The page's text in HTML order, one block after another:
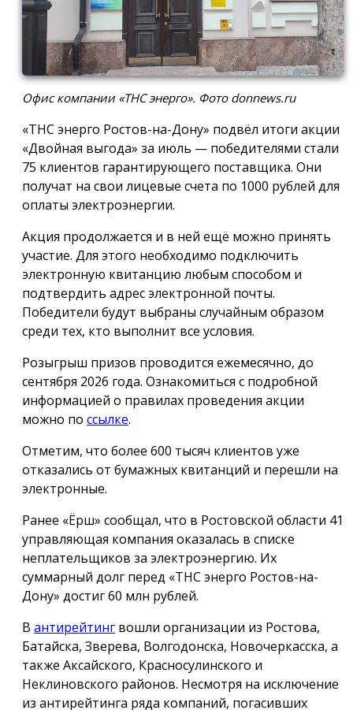
Офис компании «ТНС энерго». Фото donnews.ru
«ТНС энерго Ростов-на-Дону» подвёл итоги акции
«Двойная выгода» за июль — победителями стали
75 клиентов гарантирующего поставщика. Они
получат на свои лицевые счета по 1000 рублей для
оплаты электроэнергии.
Акция продолжается и в ней ещё можно принять
участие. Для этого необходимо подключить
электронную квитанцию любым способом и
подтвердить адрес электронной почты.
Победители будут выбраны случайным образом
среди тех, кто выполнит все условия.
Розыгрыш призов проводится ежемесячно, до
сентября 2026 года. Ознакомиться с подробной
информацией о правилах проведения акции
можно по ссылке.
Отметим, что более 600 тысяч клиентов уже
отказались от бумажных квитанций и перешли на
электронные.
Ранее «Ёрш» сообщал, что в Ростовской области 41
управляющая компания оказалась в списке
неплательщиков за электроэнергию. Их
суммарный долг перед «ТНС энерго Ростов-на-
Дону» достиг 60 млн рублей.
В антирейтинг вошли организации из Ростова,
Батайска, Зверева, Волгодонска, Новочеркасска, а
также Аксайского, Красносулинского и
Неклиновского районов. Несмотря на исключение
из антирейтинга ряда компаний, погасивших